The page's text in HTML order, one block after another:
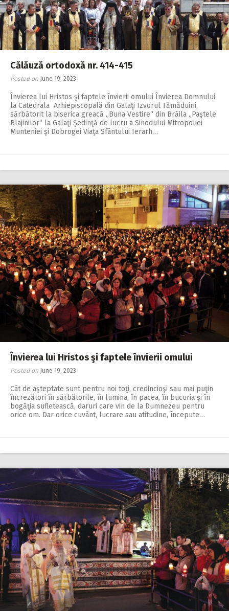
2018
2017
2016
2015
2014
2013
2012
Călăuză ortodoxă nr. 414-415
Posted on June 19, 2023
Învierea lui Hristos şi faptele învierii omului Învierea Domnului
la Catedrala Arhiepiscopală din Galaţi Izvorul Tămăduirii,
sărbătorit la biserica greacă „Buna Vestire“ din Brăila „Paştele
Blajinilor“ la Galaţi Şedinţă de lucru a Sinodului Mitropoliei
Munteniei şi Dobrogei Viaţa Sfântului Ierarh…
Învierea lui Hristos şi faptele învierii omului
Posted on June 19, 2023
Cât de aşteptate sunt pentru noi toţi, credincioşi sau mai puţin
încrezători în sărbătorile, în lumina, în pacea, în bucuria şi în
bogăţia sufletească, daruri care vin de la Dumnezeu pentru
orice om. Dar orice cuvânt, lucrare sau atitudine, începute…